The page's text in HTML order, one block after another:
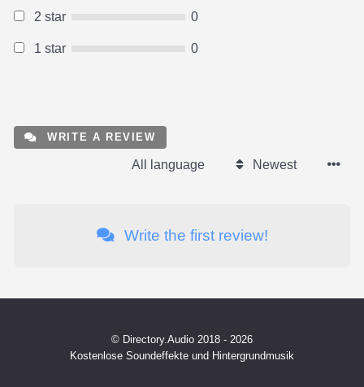
2 star 0
1 star 0
WRITE A REVIEW
All language Newest
Write the first review!
© Directory.Audio 2018 - 2026
Kostenlose Soundeffekte und Hintergrundmusik